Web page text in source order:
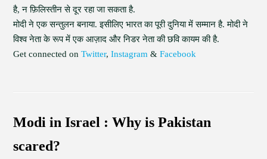
है, न फ़िलिस्तीन से दूर रहा जा सकता है.
मोदी ने एक सन्तुलन बनाया. इसीलिए भारत का पूरी दुनिया में सम्मान है. मोदी ने
विश्व नेता के रूप में एक आज़ाद और निडर नेता की छवि कायम की है.
Get connected onTwitter,Instagram &Facebook
Modi in Israel : Why is Pakistan
scared?